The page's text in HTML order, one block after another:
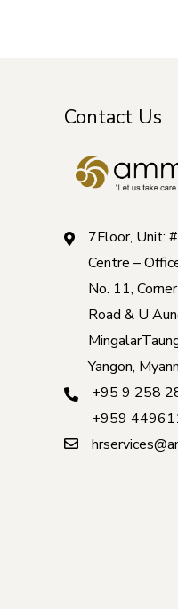
Contact Us
7Floor, Unit:
Centre –
No. 11,
Road & U
Yangon,
+95 9 258
+959